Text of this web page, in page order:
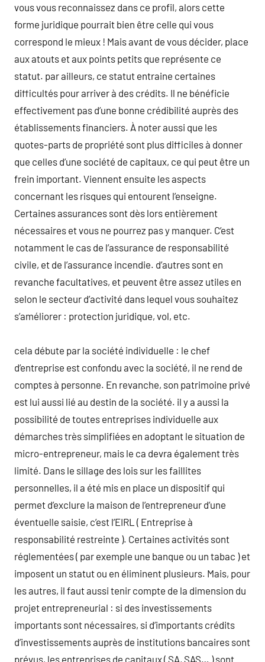
vous vous reconnaissez dans ce profil, alors cette
forme juridique pourrait bien être celle qui vous
correspond le mieux ! Mais avant de vous décider, place
aux atouts et aux points petits que représente ce
statut. par ailleurs, ce statut entraine certaines
difficultés pour arriver à des crédits. Il ne bénéficie
effectivement pas d’une bonne crédibilité auprès des
établissements financiers. À noter aussi que les
quotes-parts de propriété sont plus difficiles à donner
que celles d’une société de capitaux, ce qui peut être un
frein important. Viennent ensuite les aspects
concernant les risques qui entourent l’enseigne.
Certaines assurances sont dès lors entièrement
nécessaires et vous ne pourrez pas y manquer. C’est
notamment le cas de l’assurance de responsabilité
civile, et de l’assurance incendie. d’autres sont en
revanche facultatives, et peuvent être assez utiles en
selon le secteur d’activité dans lequel vous souhaitez
s’améliorer : protection juridique, vol, etc.
cela débute par la société individuelle : le chef
d’entreprise est confondu avec la société, il ne rend de
comptes à personne. En revanche, son patrimoine privé
est lui aussi lié au destin de la société. il y a aussi la
possibilité de toutes entreprises individuelle aux
démarches très simplifiées en adoptant le situation de
micro-entrepreneur, mais le ca devra également très
limité. Dans le sillage des lois sur les faillites
personnelles, il a été mis en place un dispositif qui
permet d’exclure la maison de l’entrepreneur d’une
éventuelle saisie, c’est l’EIRL ( Entreprise à
responsabilité restreinte ). Certaines activités sont
réglementées ( par exemple une banque ou un tabac ) et
imposent un statut ou en éliminent plusieurs. Mais, pour
les autres, il faut aussi tenir compte de la dimension du
projet entrepreneurial : si des investissements
importants sont nécessaires, si d’importants crédits
d’investissements auprès de institutions bancaires sont
prévus, les entreprises de capitaux ( SA, SAS… ) sont